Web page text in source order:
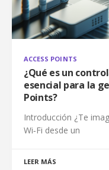
ACCESS POINTS
¿Qué es un
esencial para la
Points?
Introducción ¿Te
Wi‑Fi desde un
LEER MÁS